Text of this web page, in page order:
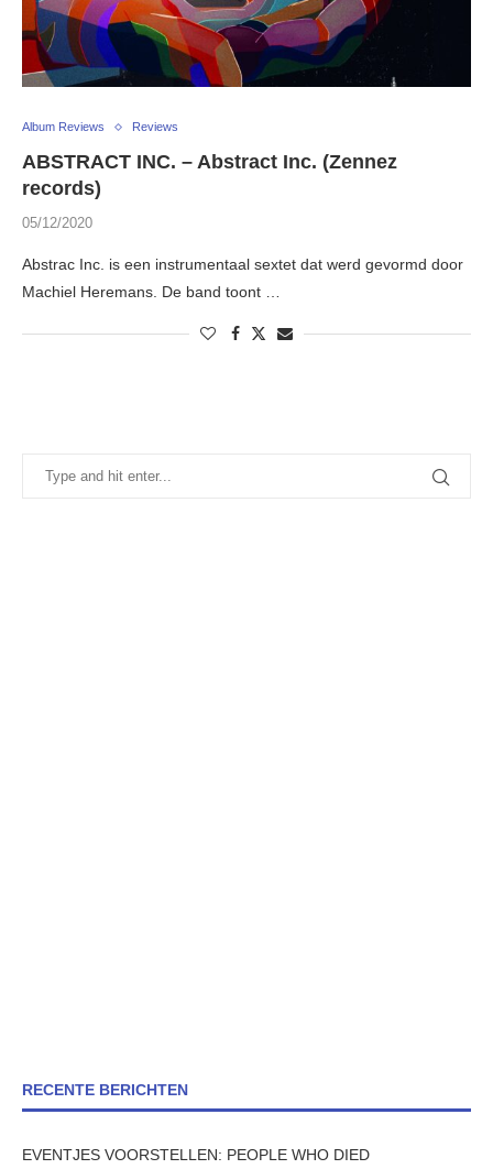
Album Reviews Reviews
ABSTRACT INC. – Abstract Inc. (Zennez
records)
05/12/2020
Abstrac Inc. is een instrumentaal sextet dat werd gevormd door
Machiel Heremans. De band toont …
RECENTE BERICHTEN
EVENTJES VOORSTELLEN: PEOPLE WHO DIED